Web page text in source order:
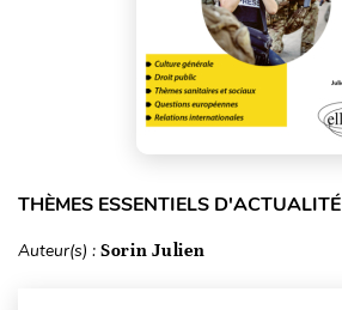
THÈMES ESSENTIELS D'ACTUALITÉ
Auteur(s) : Sorin Julien